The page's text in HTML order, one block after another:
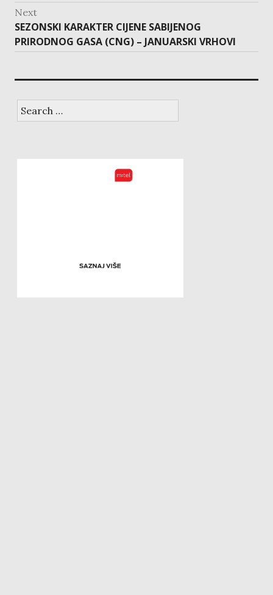
Next
Next
post:
SEZONSKI KARAKTER CIJENE SABIJENOG
PRIRODNOG GASA (CNG) – JANUARSKI VRHOVI
for: